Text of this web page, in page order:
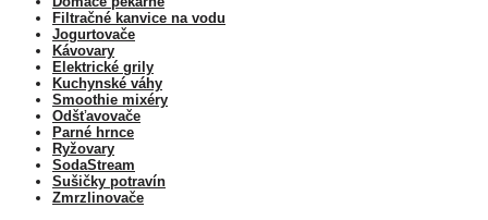
Filtračné kanvice na vodu
Jogurtovače
Kávovary
Elektrické grily
Kuchynské váhy
Smoothie mixéry
Odšťavovače
Parné hrnce
Ryžovary
SodaStream
Sušičky potravín
Zmrzlinovače